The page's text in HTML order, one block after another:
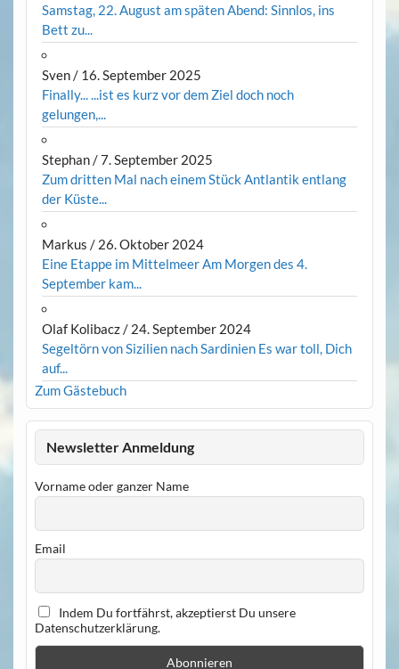
Samstag, 22. August am späten Abend: Sinnlos, ins
Bett zu...
Sven/ 16. September 2025
Finally... ...ist es kurz vor dem Ziel doch noch
gelungen,...
Stephan/7. September 2025
Zum dritten Mal nach einem Stück Antlantik entlang
der Küste...
Markus / 26. Oktober 2024
Eine Etappe im Mittelmeer Am Morgen des 4.
September kam...
Olaf Kolibacz/ 24. September 2024
Segeltörn von Sizilien nach Sardinien Es war toll, Dich
auf...
Zum Gästebuch
Newsletter Anmeldung
Vorname oder ganzer Name
Email
Indem Du fortfährst, akzeptierst Du unsere
Datenschutzerklärung.